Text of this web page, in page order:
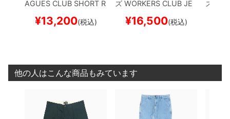
AGUES CLUB SHORT R
ボード スケボー
¥13,200(税込)
ズ WORKERS CLUB JE
HT INDIGOスケートボ
¥16,500(税込)
ズ
他の人はこんな商品もみています